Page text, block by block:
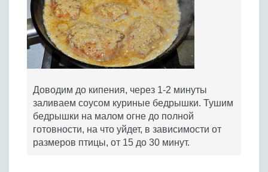
Доводим до кипения, через 1-2 минуты
заливаем соусом куриные бедрышки. Тушим
бедрышки на малом огне до полной
готовности, на что уйдет, в зависимости от
размеров птицы, от 15 до 30 минут.